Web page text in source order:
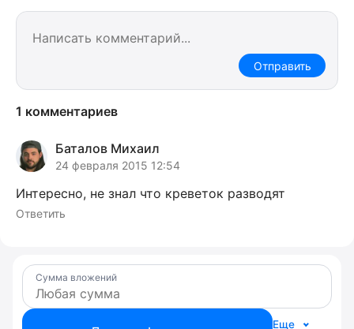
Отправить
1 комментариев
Баталов Михаил
24 февраля 2015 12:54
Интересно, не знал что креветок разводят
Ответить
Сумма вложений
Еще